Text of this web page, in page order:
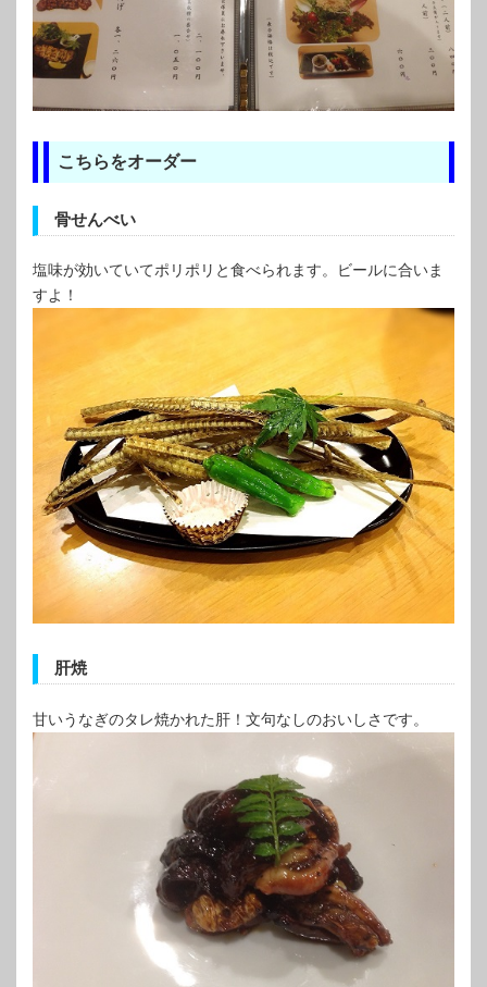
こちらをオーダー
骨せんべい
塩味が効いていてポリポリと食べられます。ビールに合いま
すよ！
肝焼
甘いうなぎのタレ焼かれた肝！文句なしのおいしさです。